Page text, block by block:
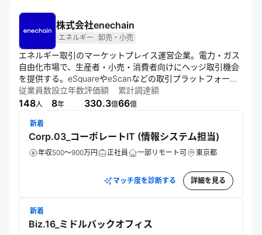
株式会社enechain
エネルギー 卸売・小売
エネルギー取引のマーケットプレイス運営企業。電力・ガス
自由化市場で、生産者・小売・消費者向けにヘッジ取引機会
を提供する。eSquareやeScanなどの取引プラットフォーム
やリスク診断ツールを開発し、エネルギー価値の公正な交換
と市場の安定化を目指す。
従業員数
148人
設立年数
8年
評価額
330.3億
累計調達額
66億
新着
Corp.03_コーポレートIT (情報システム担当)
年収500～900万円 正社員 一部リモート可 東京都
マッチ度を診断する 詳細を見る
新着
Biz.16_ミドルバックオフィス